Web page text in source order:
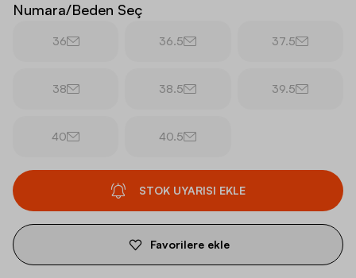
Numara/Beden Seç
36 36.5 37.5
38 38.5 39.5
40 40.5
STOK UYARISI EKLE
Favorilere ekle